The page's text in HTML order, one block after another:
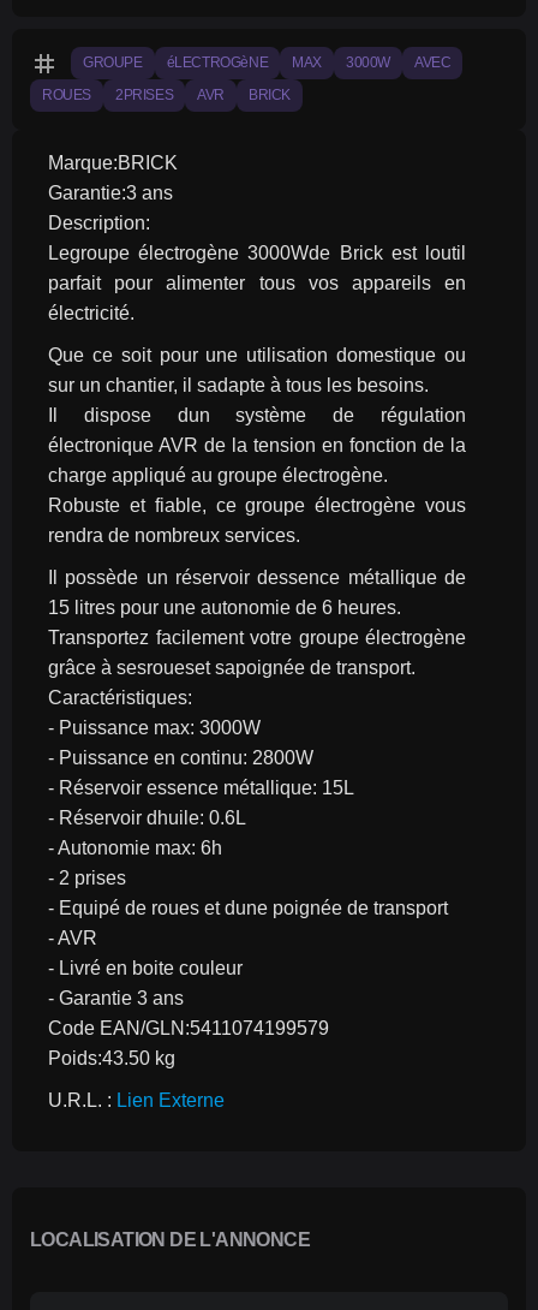
tag GROUPE éLECTROGèNE MAX 3000W AVEC
ROUES 2PRISES AVR BRICK
Marque:BRICK
Garantie:3 ans
Description:
Legroupe électrogène 3000Wde Brick est loutil
parfait pour alimenter tous vos appareils en
électricité.
Que ce soit pour une utilisation domestique ou
sur un chantier, il sadapte à tous les besoins.
Il dispose dun système de régulation
électronique AVR de la tension en fonction de la
charge appliqué au groupe électrogène.
Robuste et fiable, ce groupe électrogène vous
rendra de nombreux services.
Il possède un réservoir dessence métallique de
15 litres pour une autonomie de 6 heures.
Transportez facilement votre groupe électrogène
grâce à sesroueset sapoignée de transport.
Caractéristiques:
- Puissance max: 3000W
- Puissance en continu: 2800W
- Réservoir essence métallique: 15L
- Réservoir dhuile: 0.6L
- Autonomie max: 6h
- 2 prises
- Equipé de roues et dune poignée de transport
- AVR
- Livré en boite couleur
- Garantie 3 ans
Code EAN/GLN:5411074199579
Poids:43.50 kg
U.R.L. : Lien Externe
LOCALISATION DE L'ANNONCE